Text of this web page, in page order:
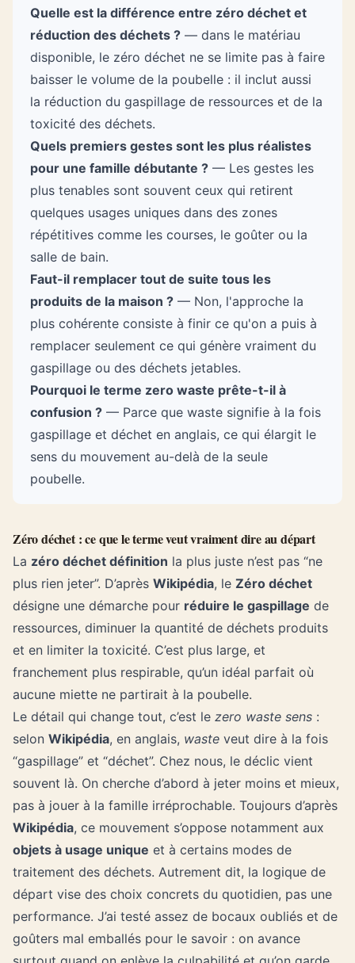
Quelle est la différence entre zéro déchet et
réduction des déchets ? — dans le matériau
disponible, le zéro déchet ne se limite pas à faire
baisser le volume de la poubelle : il inclut aussi
la réduction du gaspillage de ressources et de la
toxicité des déchets.
Quels premiers gestes sont les plus réalistes
pour une famille débutante ? — Les gestes les
plus tenables sont souvent ceux qui retirent
quelques usages uniques dans des zones
répétitives comme les courses, le goûter ou la
salle de bain.
Faut-il remplacer tout de suite tous les
produits de la maison ? — Non, l'approche la
plus cohérente consiste à finir ce qu'on a puis à
remplacer seulement ce qui génère vraiment du
gaspillage ou des déchets jetables.
Pourquoi le terme zero waste prête-t-il à
confusion ? — Parce que waste signifie à la fois
gaspillage et déchet en anglais, ce qui élargit le
sens du mouvement au-delà de la seule
poubelle.
Zéro déchet : ce que le terme veut vraiment dire au départ
La zéro déchet définition la plus juste n’est pas “ne
plus rien jeter”. D’après Wikipédia, le Zéro déchet
désigne une démarche pour réduire le gaspillage de
ressources, diminuer la quantité de déchets produits
et en limiter la toxicité. C’est plus large, et
franchement plus respirable, qu’un idéal parfait où
aucune miette ne partirait à la poubelle.
Le détail qui change tout, c’est le zero waste sens :
selon Wikipédia, en anglais, waste veut dire à la fois
“gaspillage” et “déchet”. Chez nous, le déclic vient
souvent là. On cherche d’abord à jeter moins et mieux,
pas à jouer à la famille irréprochable. Toujours d’après
Wikipédia, ce mouvement s’oppose notamment aux
objets à usage unique et à certains modes de
traitement des déchets. Autrement dit, la logique de
départ vise des choix concrets du quotidien, pas une
performance. J’ai testé assez de bocaux oubliés et de
goûters mal emballés pour le savoir : on avance